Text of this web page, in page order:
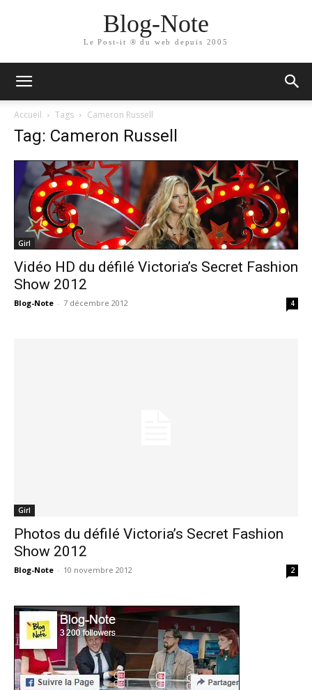
Blog-Note
Le Post-it ® du web depuis 2005
Accueil Tags Cameron Russell
Tag: Cameron Russell
Girl
Vidéo HD du défilé Victoria’s Secret Fashion
Show 2012
Blog-Note - 7 décembre 2012 4
Girl
Photos du défilé Victoria’s Secret Fashion
Show 2012
Blog-Note - 10 novembre 2012 2